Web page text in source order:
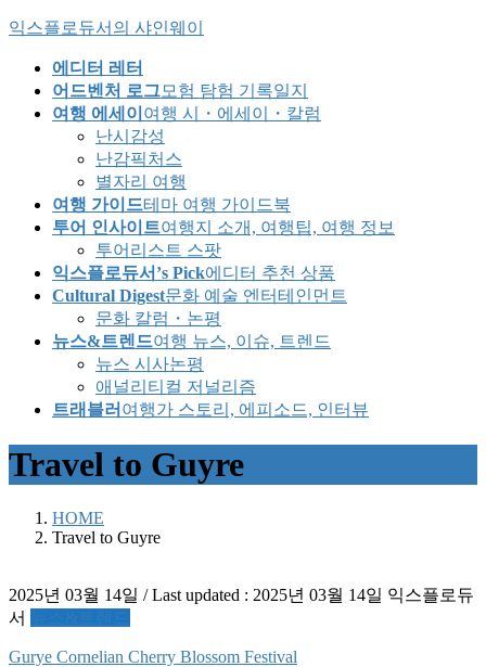
Skip
content
Skip
Navigation
익스플로듀서의 샤인웨이
에디터 레터
어드벤처 로그모험 탐험 기록일지
여행 에세이 여행 시・에세이・칼럼
난시감성
난감픽처스
별자리 여행
여행 가이드테마 여행 가이드북
투어 인사이트여행지 소개, 여행팁, 여행 정보
투어리스트 스팟
익스플로듀서’s Pick에디터 추천 상품
Cultural Digest문화 예술 엔터테인먼트
문화 칼럼・논평
뉴스&트렌드여행 뉴스, 이슈, 트렌드
뉴스 시사논평
애널리티컬 저널리즘
트래블러 여행가 스토리, 에피소드, 인터뷰
Travel to Guyre
HOME
Travel to Guyre
2025년 03월 14일 / Last updated : 2025년 03월 14일 익스플로듀
서
Gurye Cornelian Cherry Blossom Festival